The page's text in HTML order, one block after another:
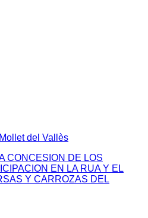
del Vallès
CONCESION DE LOS
EN LA RUA Y EL
Y CARROZAS DEL